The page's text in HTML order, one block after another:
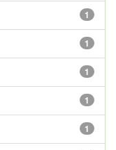
1
1
1
1
1